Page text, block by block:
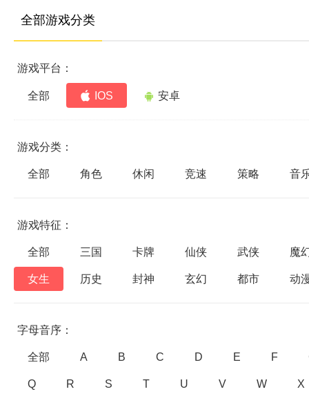
全部游戏分类
游戏平台：
全部 IOS 安卓
游戏分类：
全部 角色 休闲 竞速 策略 音
游戏特征：
全部 三国 卡牌 仙侠 武侠 魔
女生 历史 封神 玄幻 都市 动
字母音序：
全部 A B C D E F
Q R S T U V W X